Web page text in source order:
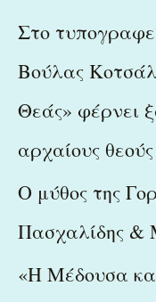
c
f
o
Στο
Βούλας
Θεάς» φέρνει
αρχαίους θεούς
Ο μύθος της
Πασχαλίδης &
«Η Μέδουσα